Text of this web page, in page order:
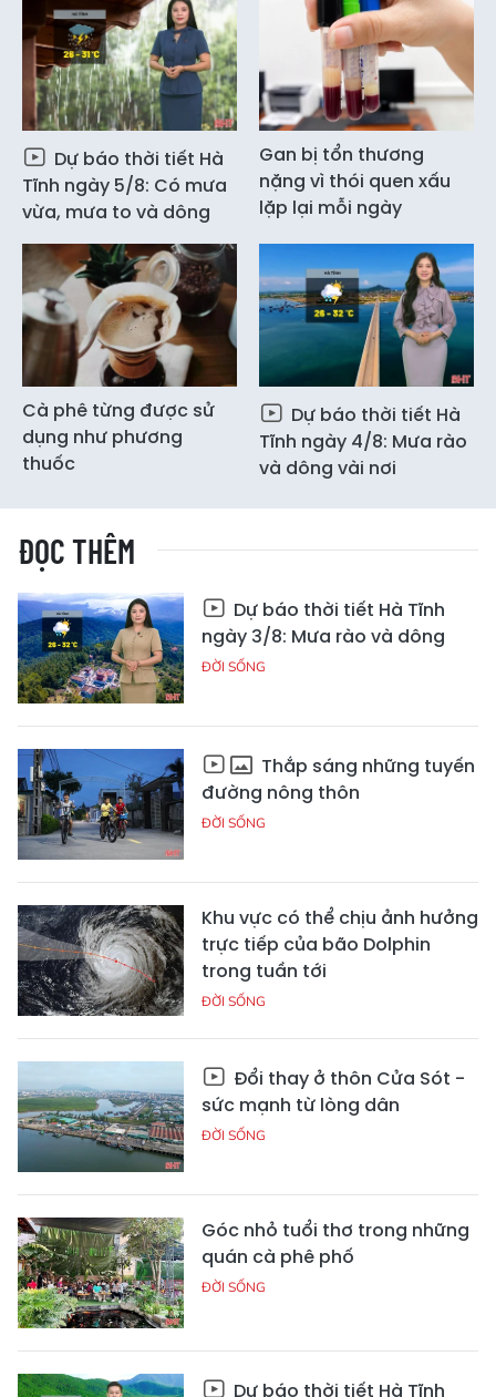
Dự báo thời tiết Hà
Tĩnh ngày 5/8: Có mưa
vừa, mưa to và dông
Gan bị tổn thương
nặng vì thói quen xấu
lặp lại mỗi ngày
Cà phê từng được sử
dụng như phương
thuốc
Dự báo thời tiết Hà
Tĩnh ngày 4/8: Mưa rào
và dông vài nơi
ĐỌC THÊM
Dự báo thời tiết Hà Tĩnh
ngày 3/8: Mưa rào và dông
ĐỜI SỐNG
Thắp sáng những tuyến
đường nông thôn
ĐỜI SỐNG
Khu vực có thể chịu ảnh hưởng
trực tiếp của bão Dolphin
trong tuần tới
ĐỜI SỐNG
Đổi thay ở thôn Cửa Sót -
sức mạnh từ lòng dân
ĐỜI SỐNG
Góc nhỏ tuổi thơ trong những
quán cà phê phố
ĐỜI SỐNG
Dự báo thời tiết Hà Tĩnh